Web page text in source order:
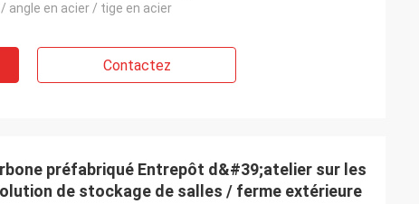
angle en acier / tige en acier
Contactez
préfabriqué Entrepôt d&#39;atelier sur les
de stockage de salles / ferme extérieure